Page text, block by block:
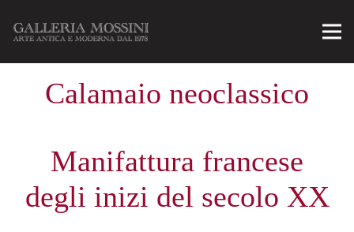
Calamaio neoclassico
Manifattura francese
degli inizi del secolo XX